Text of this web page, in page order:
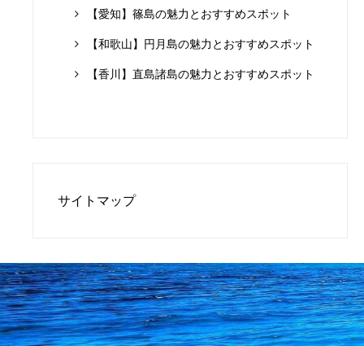
【愛知】篠島の魅力とおすすめスポット
【和歌山】円月島の魅力とおすすめスポット
【香川】直島諸島の魅力とおすすめスポット
サイトマップ